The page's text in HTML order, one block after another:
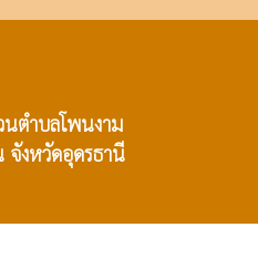
นตำบลโพนงาม
จังหวัดอุดรธานี